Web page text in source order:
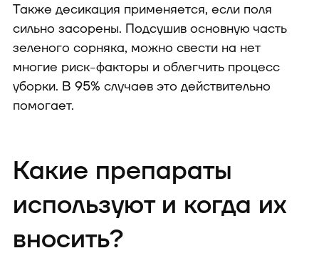
Также десикация применяется, если поля
сильно засорены. Подсушив основную часть
зеленого сорняка, можно свести на нет
многие риск-факторы и облегчить процесс
уборки. В 95% случаев это действительно
помогает.
Какие препараты
используют и когда их
вносить?